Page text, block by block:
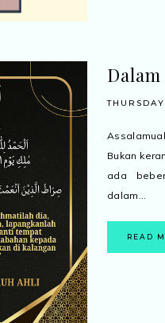
Bukan
ada
dalam...
READ